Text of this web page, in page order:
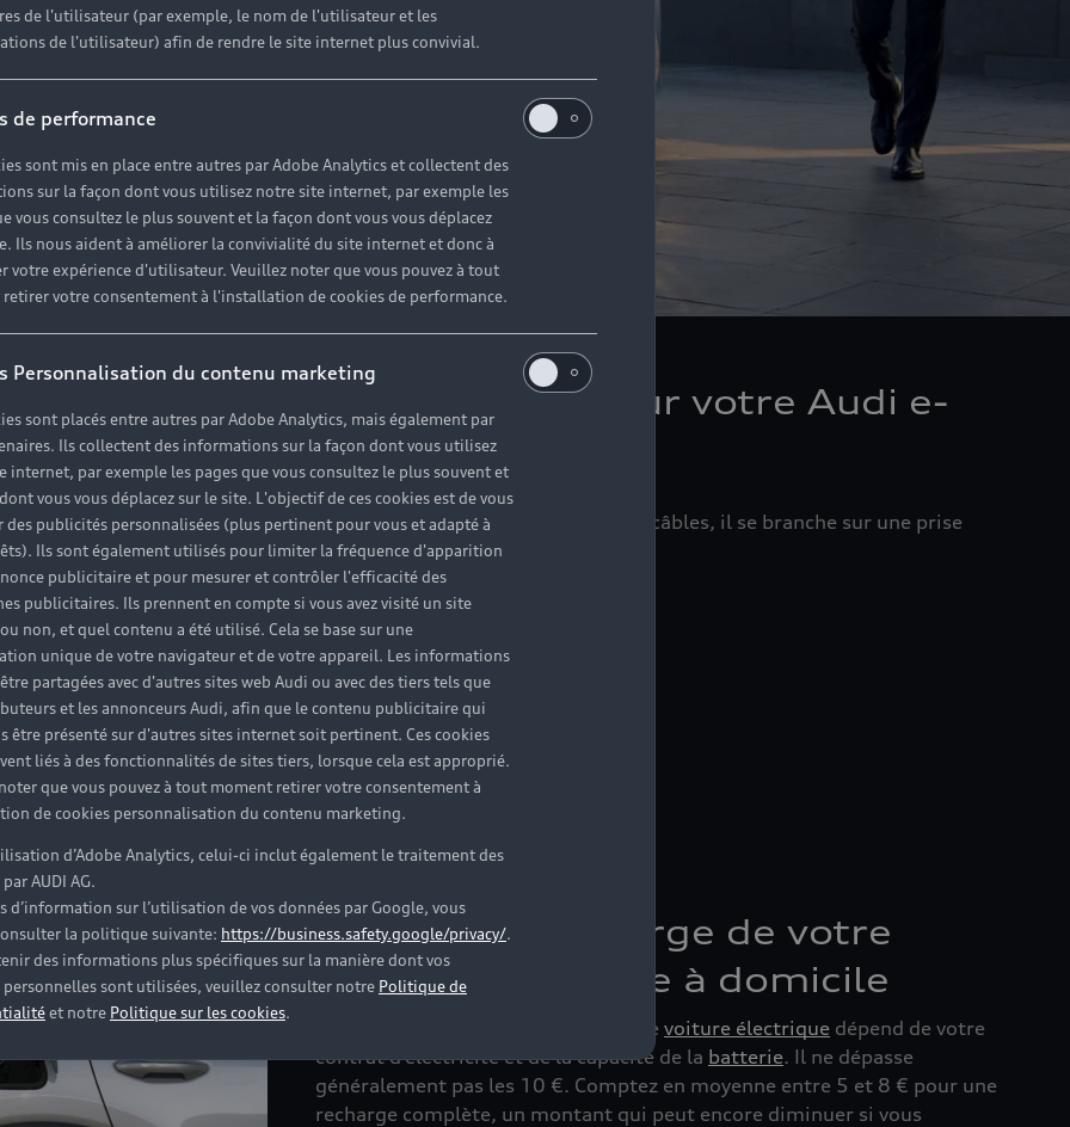
flexibles et économiques pour votre Audi e-
tron sont dotés desystèmes de recharge intelligents.
Livrés avec un câbles, il se branche sur une prise
Le coût de recharge de votre
voiture électrique à domicile
À domicile, le coût d’une recharge de voiture électrique dépend de votre
contrat d’électricité et de la capacité de la batterie. Il ne dépasse
généralement pas les 10 €. Comptez en moyenne entre 5 et 8 € pour une
recharge complète, un montant qui peut encore diminuer si vous
de l'utilisateur (par exemple, le nom de l'utilisateur et les
de l'utilisateur) afin de rendre le site internet plus convivial.
de performance
sont mis en place entre autres par Adobe Analytics et collectent des
sur la façon dont vous utilisez notre site internet, par exemple les
vous consultez le plus souvent et la façon dont vous vous déplacez
Ils nous aident à améliorer la convivialité du site internet et donc à
votre expérience d'utilisateur. Veuillez noter que vous pouvez à tout
votre consentement à l'installation de cookies de performance.
Personnalisation du contenu marketing
sont placés entre autres par Adobe Analytics, mais également par
Ils collectent des informations sur la façon dont vous utilisez
internet, par exemple les pages que vous consultez le plus souvent et
vous vous déplacez sur le site. L'objectif de ces cookies est de vous
des publicités personnalisées (plus pertinent pour vous et adapté à
Ils sont également utilisés pour limiter la fréquence d'apparition
publicitaire et pour mesurer et contrôler l'efficacité des
publicitaires. Ils prennent en compte si vous avez visité un site
non, et quel contenu a été utilisé. Cela se base sur une
unique de votre navigateur et de votre appareil. Les informations
partagées avec d'autres sites web Audi ou avec des tiers tels que
et les annonceurs Audi, afin que le contenu publicitaire qui
être présenté sur d'autres sites internet soit pertinent. Ces cookies
liés à des fonctionnalités de sites tiers, lorsque cela est approprié.
que vous pouvez à tout moment retirer votre consentement à
de cookies personnalisation du contenu marketing.
d’Adobe Analytics, celui-ci inclut également le traitement des
AUDI AG.
d’information sur l’utilisation de vos données par Google, vous
la politique suivante: https://business.safety.google/privacy/.
des informations plus spécifiques sur la manière dont vos
personnelles sont utilisées, veuillez consulter notre Politique de
et notre Politique sur les cookies.